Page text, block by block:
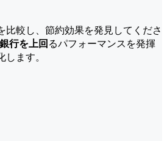
比較し、節約効果を発見してくださ
行を上回るパフォーマンスを発揮
ます。